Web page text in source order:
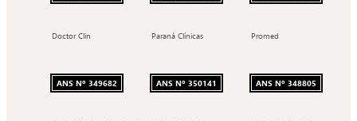
Doctor Clin
ANS Nº 349682
Paraná Clínicas
ANS Nº 350141
Promed
ANS Nº 348805